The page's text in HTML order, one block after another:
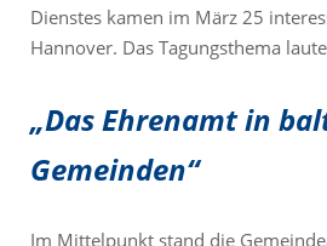
Dienstes kamen im März 25
Hannover. Das Tagungsthema
„Das Ehrenamt in
Gemeinden“
Im Mittelpunkt stand die